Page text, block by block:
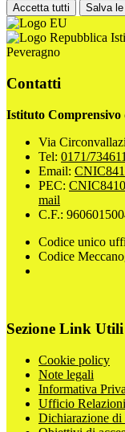
Accetta tutti Salva
Peveragno
Contatti
Istituto Comprensivo
Via
Tel: 0171/734611
Email:
PEC:
mail
C.F.:
Codice unico
Codice
Sezione Link Utili
Cookie policy
Note legali
Informativa
Ufficio
Dichiarazione di